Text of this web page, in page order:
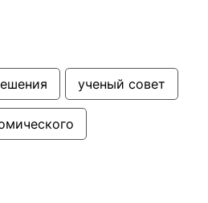
ученый совет